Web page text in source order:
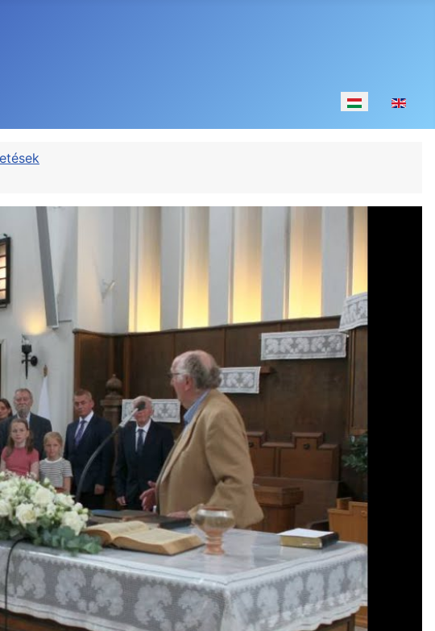
Válasszon